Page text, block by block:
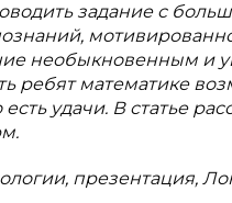
задание с
необыкновенным и
ребят математике
удачи. В статье
презентация,